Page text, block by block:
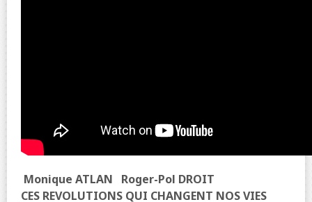
Monique ATLAN
Roger-Pol DROIT
CES REVOLUTIONS QUI CHANGENT NOS VIES